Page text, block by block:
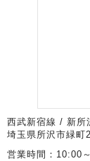
西武新宿線 / 新所
埼玉県所沢市緑町
営業時間：10:00